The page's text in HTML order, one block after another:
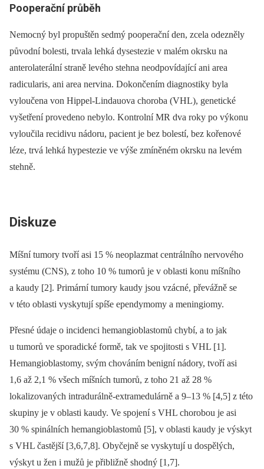
Pooperační průběh
Nemocný byl propuštěn sedmý pooperační den, zcela odezněly
původní bolesti, trvala lehká dysestezie v malém okrsku na
anterolaterální straně levého stehna neodpovídající ani area
radicularis, ani area nervina. Dokončením dia­gnostiky byla
vyloučena von ­Hippel-Lindauova choroba (VHL), genetické
vyšetření provedeno nebylo. Kontrolní MR dva roky po výkonu
vyloučila recidivu nádoru, pacient je bez bolestí, bez kořenové
léze, trvá lehká hypestezie ve výše zmíněném okrsku na levém
stehně.
Diskuze
Míšní tumory tvoří asi 15 % neoplazmat centrálního nervového
systému (CNS), z toho 10 % tumorů je v oblasti konu míšního
a kaudy [2]. Primární tumory kaudy jsou vzácné, převážně se
v této oblasti vyskytují spíše ependymomy a meningiomy.
Přesné údaje o incidenci hemangioblastomů chybí, a to jak
u tumorů ve sporadické formě, tak ve spojitosti s VHL [1].
Hemangioblastomy, svým chováním ­benigní nádory, tvoří asi
1,6 až 2,1 % všech míšních tumorů, z toho 21 až 28 %
lokalizovaných intradurálně-extramedulárně a 9–13 % [4,5] z této
skupiny je v oblasti kaudy. Ve spojení s VHL chorobou je asi
30 % spinálních hemangioblastomů [5], v oblasti kaudy je výskyt
s VHL častější [3,6,7,8]. Obyčejně se vyskytují u dospělých,
výskyt u žen i mužů je přibližně shodný [1,7].